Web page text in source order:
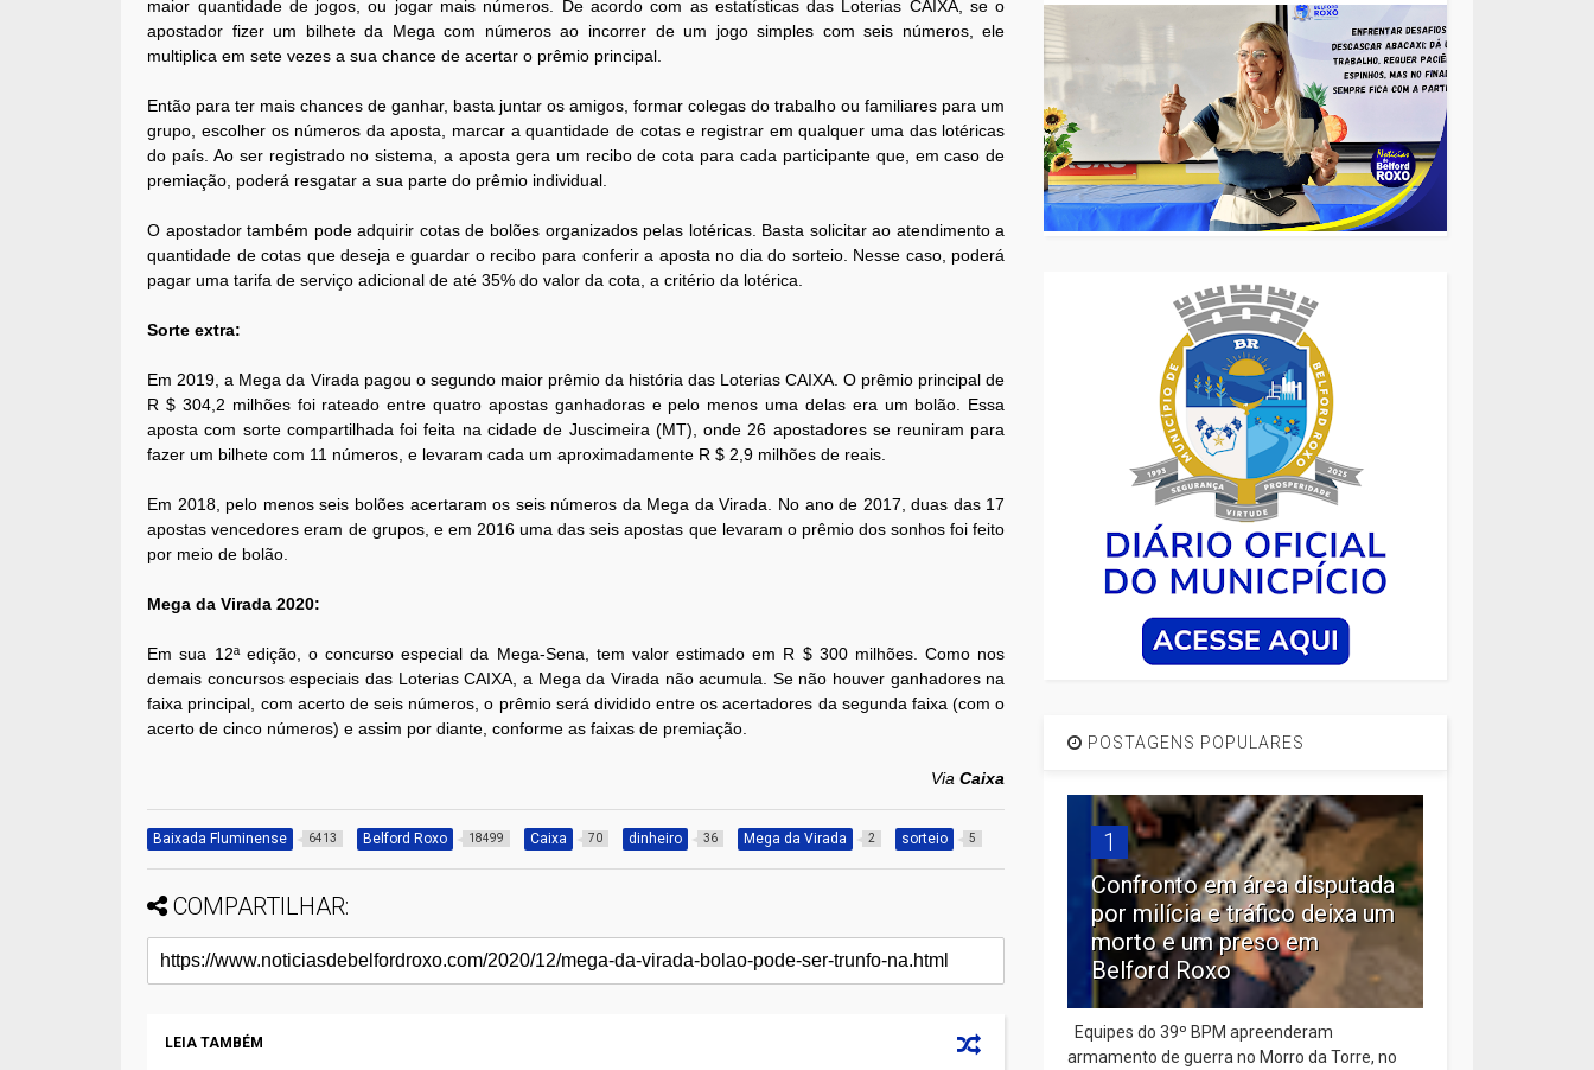
maior quantidade de jogos, ou jogar mais números. De acordo com as estatísticas das Loterias CAIXA, se o
apostador fizer um bilhete da Mega com números ao incorrer de um jogo simples com seis números, ele
multiplica em sete vezes a sua chance de acertar o prêmio principal.
Então para ter mais chances de ganhar, basta juntar os amigos, formar colegas do trabalho ou familiares para um
grupo, escolher os números da aposta, marcar a quantidade de cotas e registrar em qualquer uma das lotéricas
do país. Ao ser registrado no sistema, a aposta gera um recibo de cota para cada participante que, em caso de
premiação, poderá resgatar a sua parte do prêmio individual.
O apostador também pode adquirir cotas de bolões organizados pelas lotéricas. Basta solicitar ao atendimento a
quantidade de cotas que deseja e guardar o recibo para conferir a aposta no dia do sorteio. Nesse caso, poderá
pagar uma tarifa de serviço adicional de até 35% do valor da cota, a critério da lotérica.
Sorte extra:
Em 2019, a Mega da Virada pagou o segundo maior prêmio da história das Loterias CAIXA. O prêmio principal de
R $ 304,2 milhões foi rateado entre quatro apostas ganhadoras e pelo menos uma delas era um bolão. Essa
aposta com sorte compartilhada foi feita na cidade de Juscimeira (MT), onde 26 apostadores se reuniram para
fazer um bilhete com 11 números, e levaram cada um aproximadamente R $ 2,9 milhões de reais.
Em 2018, pelo menos seis bolões acertaram os seis números da Mega da Virada. No ano de 2017, duas das 17
apostas vencedores eram de grupos, e em 2016 uma das seis apostas que levaram o prêmio dos sonhos foi feito
por meio de bolão.
Mega da Virada 2020:
Em sua 12ª edição, o concurso especial da Mega-Sena, tem valor estimado em R $ 300 milhões. Como nos
demais concursos especiais das Loterias CAIXA, a Mega da Virada não acumula. Se não houver ganhadores na
faixa principal, com acerto de seis números, o prêmio será dividido entre os acertadores da segunda faixa (com o
acerto de cinco números) e assim por diante, conforme as faixas de premiação.
ViaCaixa
Baixada Fluminense 6413 Belford Roxo 18499 Caixa 70 dinheiro 36 Mega da Virada 2 sorteio 5
COMPARTILHAR:
LEIA TAMBÉM
POSTAGENS POPULARES
1
Confronto em área disputada
por milícia e tráfico deixa um
morto e um preso em
Belford Roxo
Equipes do 39º BPM apreenderam
armamento de guerra no Morro da Torre, no